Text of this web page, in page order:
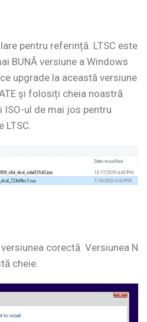
pentru referință. LTSC este
BUNĂ versiune a Windows
upgrade la această versiune
și folosiți cheia noastră
ul de mai jos pentru
LTSC.
corectă. Versiunea N
cheie.